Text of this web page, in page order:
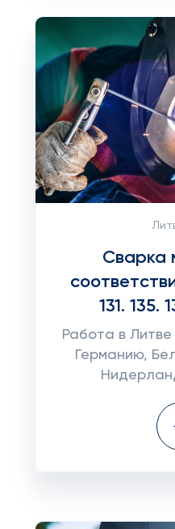
Сварка
131. 135.
Работа в
Германию,